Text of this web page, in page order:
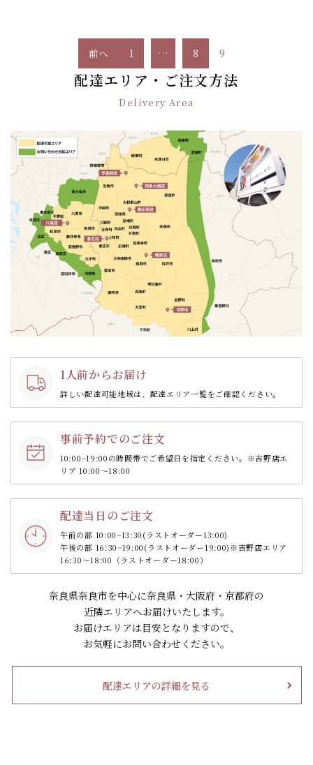
シ
ョ
ン
前へ 1 … 8 9
配達エリア・ご注文方法
Delivery Area
1人前からお届け
詳しい配達可能地域は、配達エリア一覧をご確認ください。
事前予約でのご注文
10:00~19:00の時間帯でご希望日を指定ください。 ※吉野店エ
リア 10:00～18:00
配達当日のご注文
午前の部 10:00~13:30(ラストオーダー13:00)
午後の部 16:30~19:00(ラストオーダー19:00)※吉野店エリア
16:30～18:00（ラストオーダー18:00）
奈良県奈良市を中心に奈良県・大阪府・京都府の
近隣エリアへお届けいたします。
お届けエリアは目安となりますので、
お気軽にお問い合わせください。
配達エリアの詳細を見る